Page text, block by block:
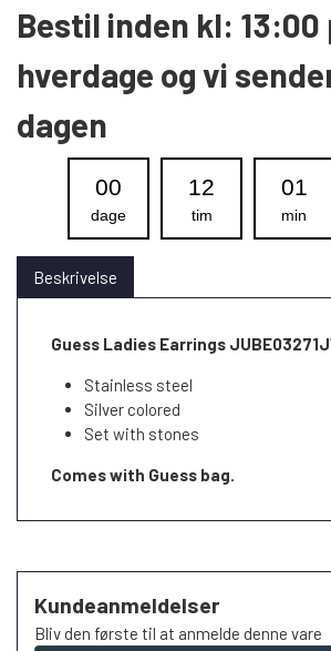
Bestil inden kl: 13:00
hverdage og vi
dagen
00
dage
12
tim
01
min
Beskrivelse
Guess Ladies Earrings
Stainless steel
Silver colored
Set with stones
Comes with Guess bag.
Kundeanmeldelser
Bliv den første til at anmelde denne vare